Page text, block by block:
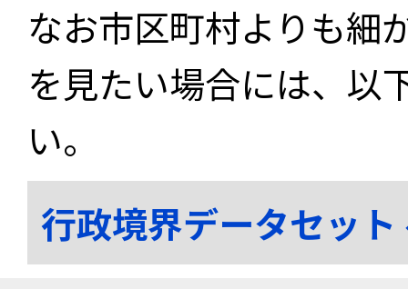
なお市区町村よりも細
を見たい場合には、以
い。
行政境界データセッ